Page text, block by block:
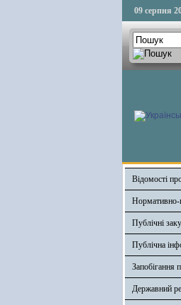
09 серпня
Відомості
Нормативно-
Публічні
Публічна
Запобігання
Державний